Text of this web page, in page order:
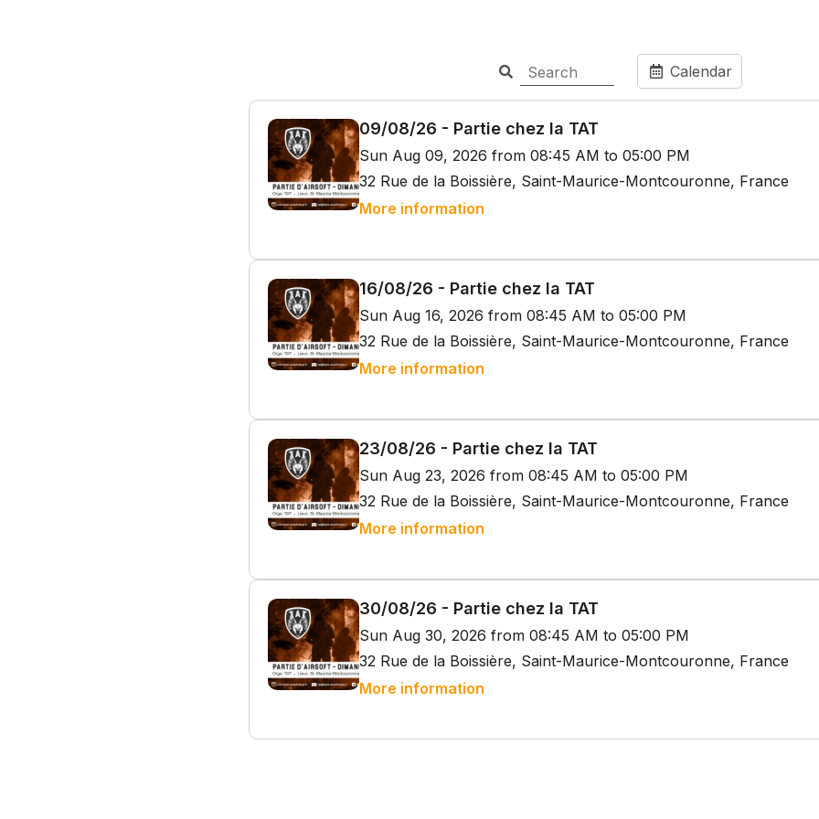
Calendar
09/08/26 - Partie chez la TAT
Sun Aug 09, 2026 from 08:45 AM to 05:00 PM
32 Rue de la Boissière, Saint-Maurice-Montcouronne, France
More information
16/08/26 - Partie chez la TAT
Sun Aug 16, 2026 from 08:45 AM to 05:00 PM
32 Rue de la Boissière, Saint-Maurice-Montcouronne, France
More information
23/08/26 - Partie chez la TAT
Sun Aug 23, 2026 from 08:45 AM to 05:00 PM
32 Rue de la Boissière, Saint-Maurice-Montcouronne, France
More information
30/08/26 - Partie chez la TAT
Sun Aug 30, 2026 from 08:45 AM to 05:00 PM
32 Rue de la Boissière, Saint-Maurice-Montcouronne, France
More information